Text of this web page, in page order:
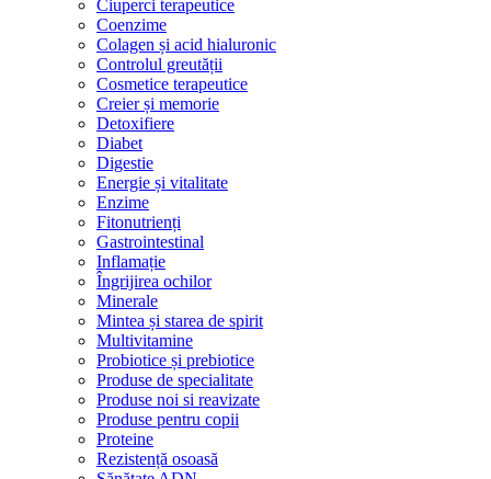
Ciuperci terapeutice
Coenzime
Colagen și acid hialuronic
Controlul greutății
Cosmetice terapeutice
Creier și memorie
Detoxifiere
Diabet
Digestie
Energie și vitalitate
Enzime
Fitonutrienți
Gastrointestinal
Inflamație
Îngrijirea ochilor
Minerale
Mintea și starea de spirit
Multivitamine
Probiotice și prebiotice
Produse de specialitate
Produse noi si reavizate
Produse pentru copii
Proteine
Rezistență osoasă